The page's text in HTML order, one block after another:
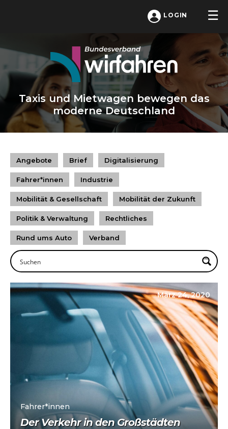
LOGIN
Taxis und Mietwagen bewegen das
moderne Deutschland
Angebote Brief Digitalisierung
Fahrer*innen Industrie
Mobilität & Gesellschaft Mobilität der Zukunft
Politik & Verwaltung Rechtliches
Rund ums Auto Verband
März 24, 2020
Fahrer*innen
Der Verkehr in den Großstädten